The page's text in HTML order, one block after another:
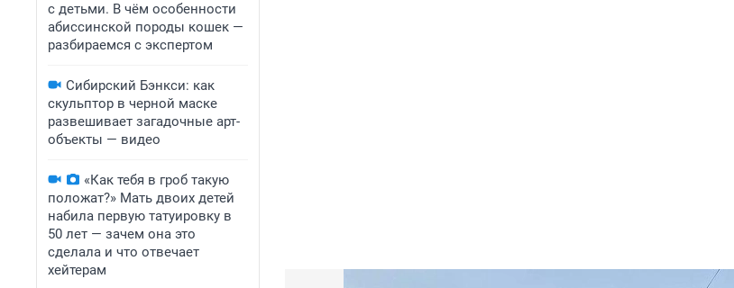
с детьми. В чём особенности
абиссинской породы кошек —
разбираемся с экспертом
Сибирский Бэнкси: как
скульптор в черной маске
развешивает загадочные арт-
объекты — видео
«Как тебя в гроб такую
положат?» Мать двоих детей
набила первую татуировку в
50 лет — зачем она это
сделала и что отвечает
хейтерам